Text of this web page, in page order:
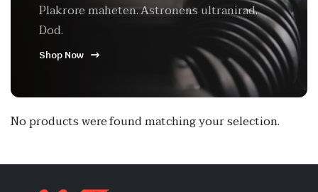
Plakrore maheten. Astronens ultranirad.
Dod.
Shop Now
No products were found matching your selection.